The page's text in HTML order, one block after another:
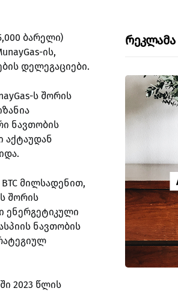
ბარელი)
ის,
დელეგაციები.
ს შორის
ნავთობის
აქტაუდან
მილსადენით,
ს შორის
ენერგეტიკული
ნავთობის
2023 წლის
Რეკლამა